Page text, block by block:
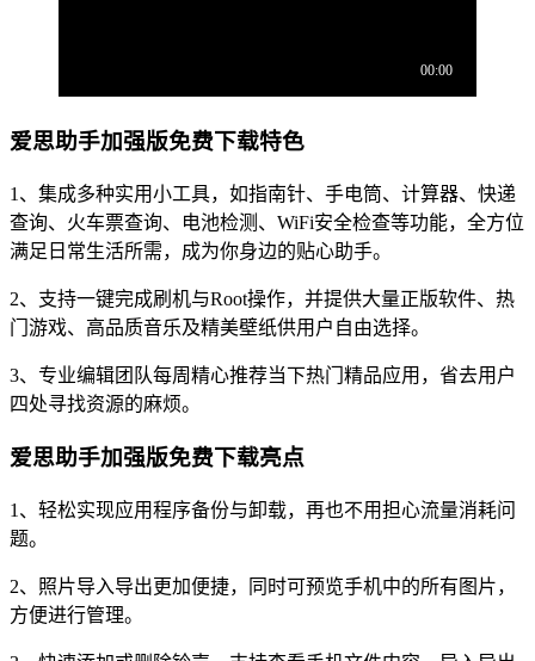
爱思助手加强版免费下载特色
1、集成多种实用小工具，如指南针、手电筒、计算器、快递
查询、火车票查询、电池检测、WiFi安全检查等功能，全方位
满足日常生活所需，成为你身边的贴心助手。
2、支持一键完成刷机与Root操作，并提供大量正版软件、热
门游戏、高品质音乐及精美壁纸供用户自由选择。
3、专业编辑团队每周精心推荐当下热门精品应用，省去用户
四处寻找资源的麻烦。
爱思助手加强版免费下载亮点
1、轻松实现应用程序备份与卸载，再也不用担心流量消耗问
题。
2、照片导入导出更加便捷，同时可预览手机中的所有图片，
方便进行管理。